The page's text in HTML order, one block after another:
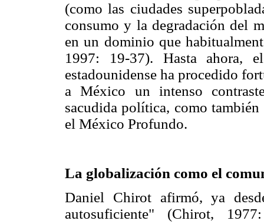
(como las ciudades
consumo y la degradación del
en un dominio que
1997: 19-37). Hasta ahora,
estadounidense ha procedido
a México un intenso
sacudida política, como
el México Profundo.
La globalización como el
Daniel Chirot afirmó, ya
autosuficiente" (Chirot,